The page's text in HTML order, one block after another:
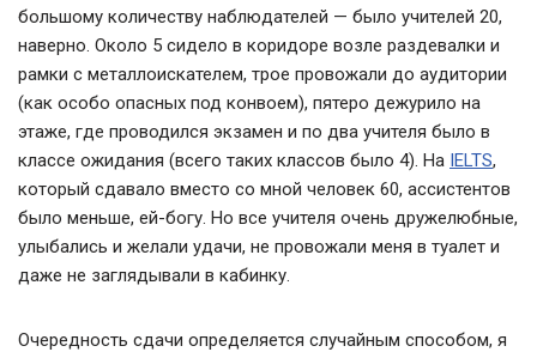
большому количеству наблюдателей — было учителей 20,
наверно. Около 5 сидело в коридоре возле раздевалки и
рамки с металлоискателем, трое провожали до аудитории
(как особо опасных под конвоем), пятеро дежурило на
этаже, где проводился экзамен и по два учителя было в
классе ожидания (всего таких классов было 4). На IELTS,
который сдавало вместо со мной человек 60, ассистентов
было меньше, ей-богу. Но все учителя очень дружелюбные,
улыбались и желали удачи, не провожали меня в туалет и
даже не заглядывали в кабинку.
Очередность сдачи определяется случайным способом, я